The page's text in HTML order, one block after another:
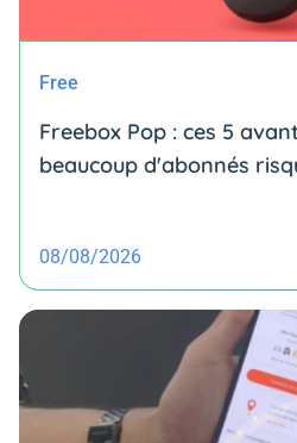
Free
Freebox Pop : ces 5
beaucoup d'abonnés
08/08/2026